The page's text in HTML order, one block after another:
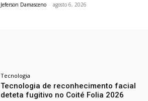
Jeferson Damasceno - agosto 6, 2026
Tecnologia
Tecnologia de reconhecimento facial
deteta fugitivo no Coité Folia 2026